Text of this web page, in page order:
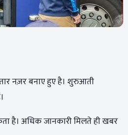
नज़र बनाए हुए है। शुरुआती
है। अधिक जानकारी मिलते ही खबर